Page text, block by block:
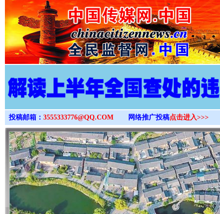
>
投稿邮箱： 3555333776@QQ.COM 网络推广投稿点击进入>>>